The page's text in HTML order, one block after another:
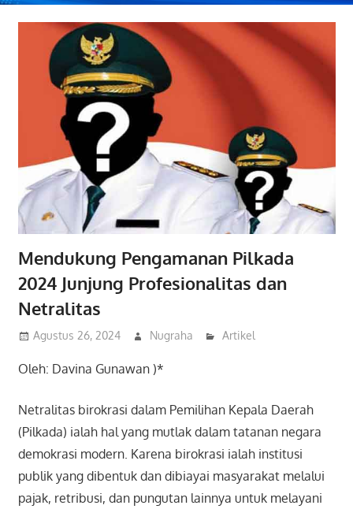
Mendukung Pengamanan Pilkada
2024 Junjung Profesionalitas dan
Netralitas
Agustus 26, 2024 Nugraha Artikel
Oleh: Davina Gunawan )*
Netralitas birokrasi dalam Pemilihan Kepala Daerah
(Pilkada) ialah hal yang mutlak dalam tatanan negara
demokrasi modern. Karena birokrasi ialah institusi
publik yang dibentuk dan dibiayai masyarakat melalui
pajak, retribusi, dan pungutan lainnya untuk melayani